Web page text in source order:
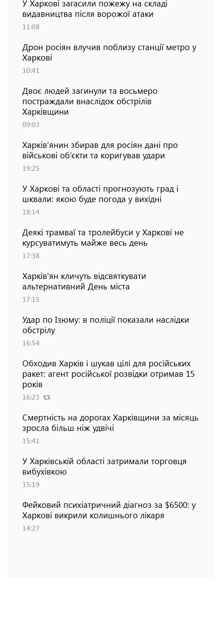
У Харкові загасили пожежу на складі
видавництва після ворожої атаки
11:08
Дрон росіян влучив поблизу станції метро у
Харкові
10:41
Двоє людей загинули та восьмеро
постраждали внаслідок обстрілів
Харківщини
09:03
Харків’янин збирав для росіян дані про
військові об’єкти та коригував удари
19:25
У Харкові та області прогнозують град і
шквали: якою буде погода у вихідні
18:14
Деякі трамваї та тролейбуси у Харкові не
курсуватимуть майже весь день
17:38
Харків'ян кличуть відсвяткувати
альтернативний День міста
17:15
Удар по Ізюму: в поліції показали наслідки
обстрілу
16:54
Обходив Харків і шукав цілі для російських
ракет: агент російської розвідки отримав 15
років
16:23
Смертність на дорогах Харківщини за місяць
зросла більш ніж удвічі
15:41
У Харківській області затримали торговця
вибухівкою
15:19
Фейковий психіатричний діагноз за $6500: у
Харкові викрили колишнього лікаря
14:27